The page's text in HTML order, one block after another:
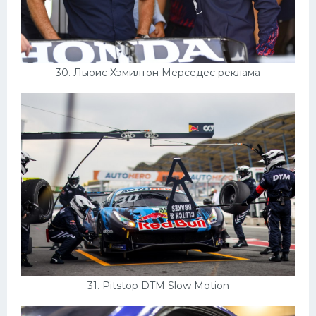
30. Льюис Хэмилтон Мерседес реклама
31. Pitstop DTM Slow Motion